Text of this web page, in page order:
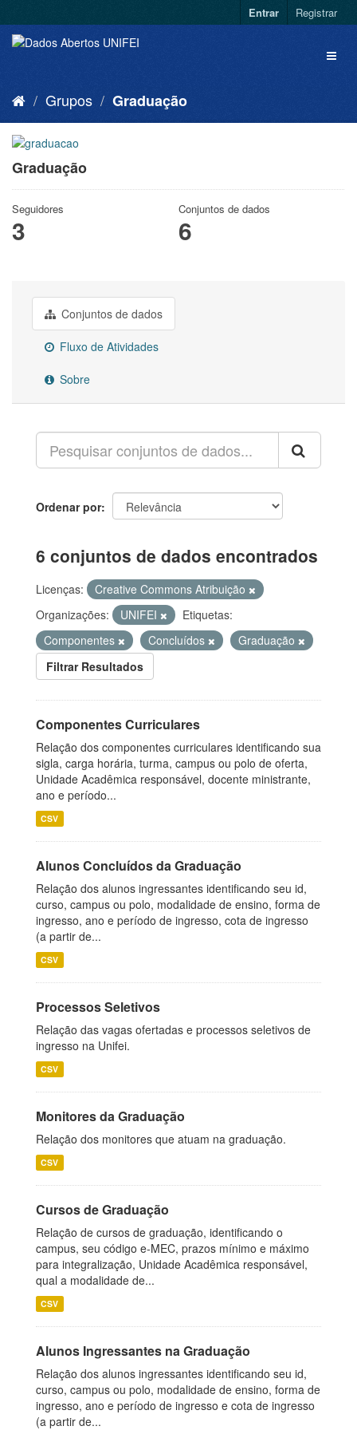
Entrar Registrar
Grupos Graduação
Graduação
Seguidores
3
Conjuntos de dados
6
Conjuntos de dados
Fluxo de Atividades
Sobre
Ordenar por
6 conjuntos de dados encontrados
Licenças:
Creative Commons Atribuição
Organizações:
UNIFEI
Etiquetas:
Componentes
Concluídos
Graduação
Filtrar Resultados
Componentes Curriculares
Relação dos componentes curriculares identificando sua
sigla, carga horária, turma, campus ou polo de oferta,
Unidade Acadêmica responsável, docente ministrante,
ano e período...
CSV
Alunos Concluídos da Graduação
Relação dos alunos ingressantes identificando seu id,
curso, campus ou polo, modalidade de ensino, forma de
ingresso, ano e período de ingresso, cota de ingresso
(a partir de...
CSV
Processos Seletivos
Relação das vagas ofertadas e processos seletivos de
ingresso na Unifei.
CSV
Monitores da Graduação
Relação dos monitores que atuam na graduação.
CSV
Cursos de Graduação
Relação de cursos de graduação, identificando o
campus, seu código e-MEC, prazos mínimo e máximo
para integralização, Unidade Acadêmica responsável,
qual a modalidade de...
CSV
Alunos Ingressantes na Graduação
Relação dos alunos ingressantes identificando seu id,
curso, campus ou polo, modalidade de ensino, forma de
ingresso, ano e período de ingresso e cota de ingresso
(a partir de...